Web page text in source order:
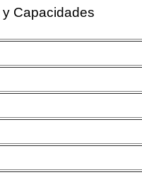
Capacidades